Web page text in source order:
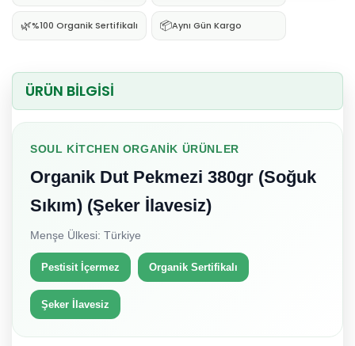
🌿%100 Organik Sertifikalı 📦Aynı Gün Kargo
ÜRÜN BİLGİSİ
SOUL KITCHEN ORGANIK ÜRÜNLER
Organik Dut Pekmezi 380gr (Soğuk
Sıkım) (Şeker İlavesiz)
Menşe Ülkesi: Türkiye
Pestisit İçermez Organik Sertifikalı
Şeker İlavesiz